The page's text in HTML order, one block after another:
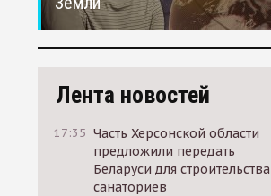
Лента новостей
17:35 Часть Херсонской области
предложили передать
Беларуси для строительства
санаториев